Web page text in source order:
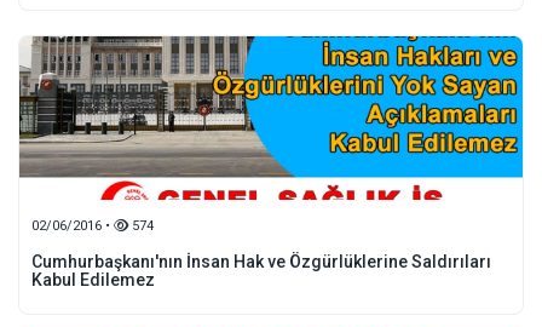
02/06/2016 • 574
Cumhurbaşkanı'nın İnsan Hak ve Özgürlüklerine Saldırıları
Kabul Edilemez